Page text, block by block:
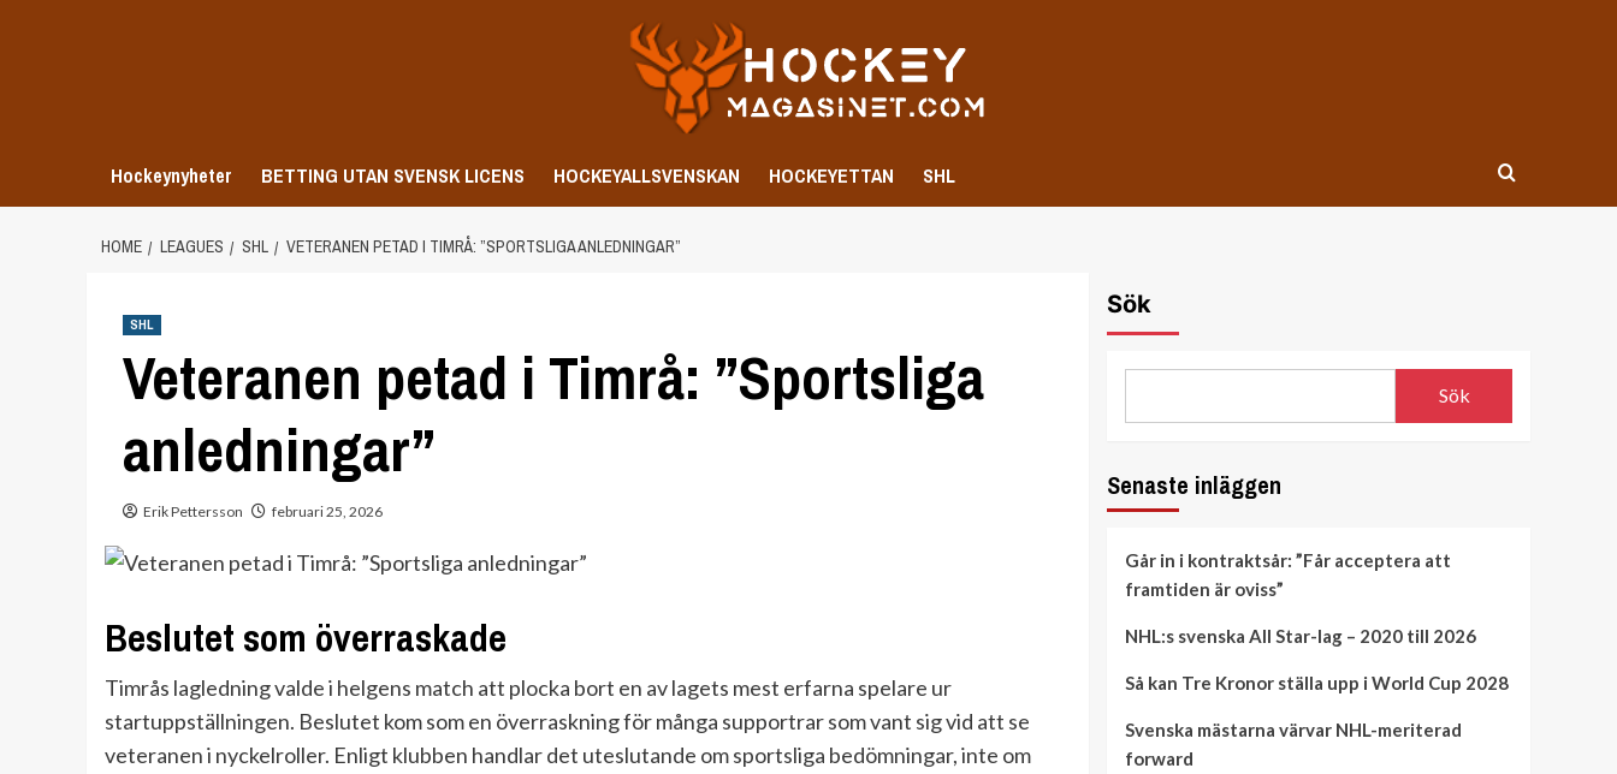
Hockeynyheter BETTING UTAN SVENSK LICENS HOCKEYALLSVENSKAN HOCKEYETTAN SHL
HOME LEAGUES SHL VETERANEN PETAD I TIMRÅ: ”SPORTSLIGA ANLEDNINGAR”
SHL
Veteranen petad i Timrå: ”Sportsliga
anledningar”
Erik Pettersson februari 25, 2026
Beslutet som överraskade
Timrås lagledning valde i helgens match att plocka bort en av lagets mest erfarna spelare ur
startuppställningen. Beslutet kom som en överraskning för många supportrar som vant sig vid att se
veteranen i nyckelroller. Enligt klubben handlar det uteslutande om sportsliga bedömningar, inte om
Sök
Sök
Senaste inläggen
Går in i kontraktsår: ”Får acceptera att
framtiden är oviss”
NHL:s svenska All Star-lag – 2020 till 2026
Så kan Tre Kronor ställa upp i World Cup 2028
Svenska mästarna värvar NHL-meriterad
forward